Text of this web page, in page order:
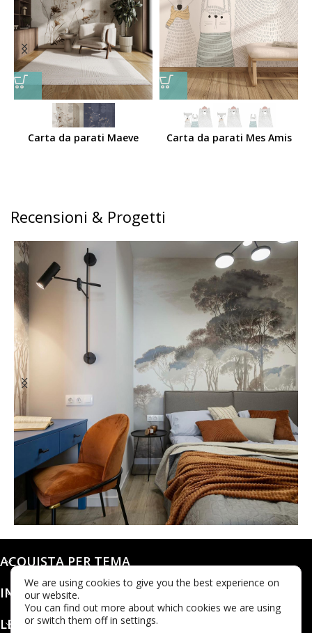
Carta da parati Maeve Carta da parati Mes Amis
Recensioni & Progetti
@dashaleo_
ACQUISTA PER TEMA
INFO
LEGALE
We are using cookies to give you the best experience on
our website.
You can find out more about which cookies we are using
or switch them off in settings.